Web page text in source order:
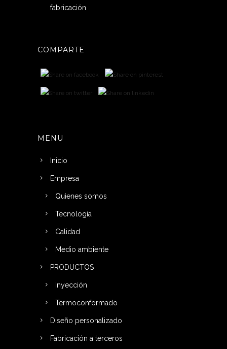
fabricación
COMPARTE
MENU
Inicio
Empresa
Quienes somos
Tecnología
Calidad
Medio ambiente
PRODUCTOS
Inyección
Termoconformado
Diseño personalizado
Fabricación a terceros